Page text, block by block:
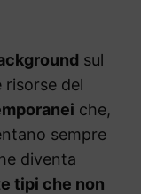
sul
del
che,
sempre
diventa
tipi che non